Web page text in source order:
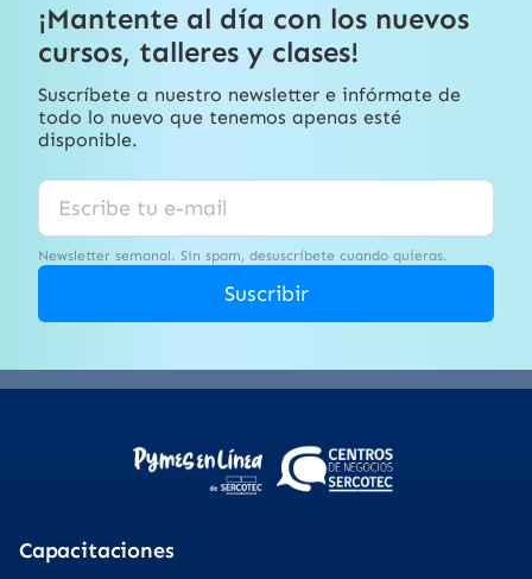
¡Mantente al día con los nuevos
cursos, talleres y clases!
Suscríbete a nuestro newsletter e infórmate de
todo lo nuevo que tenemos apenas esté
disponible.
Newsletter semanal. Sin spam, desuscríbete cuando quieras.
Suscribir
Capacitaciones